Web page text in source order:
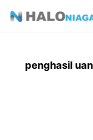
penghasil